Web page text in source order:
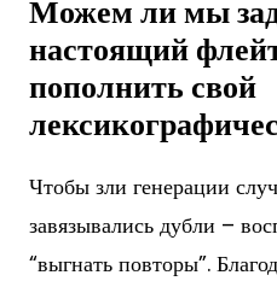
Можем ли мы
настоящий
пополнить свой
Чтобы зли генерации
завязывались дубли –
“выгнать повторы”.